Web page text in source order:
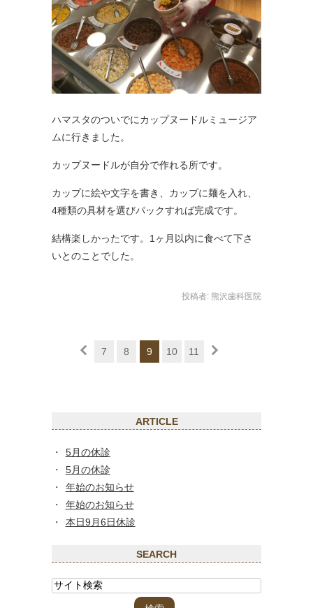
ハマスタのついでにカップヌードルミュージア
ムに行きました。
カップヌードルが自分で作れる所です。
カップに絵や文字を書き、カップに麺を入れ、
4種類の具材を選びパックすれば完成です。
結構楽しかったです。1ヶ月以内に食べて下さ
いとのことでした。
投稿者: 熊沢歯科医院
7 8 9 10 11
ARTICLE
5月の休診
5月の休診
年始のお知らせ
年始のお知らせ
本日9月6日休診
SEARCH